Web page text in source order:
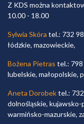
Z KDS można
10.00 - 18.00
Sylwia Skóra tel.: 732
łódzkie, mazowieckie,
Bożena Pietras tel.:
lubelskie, małopolskie,
Aneta Dorobektel.:
dolnośląskie, kujawsko-
warmińsko-mazurskie,